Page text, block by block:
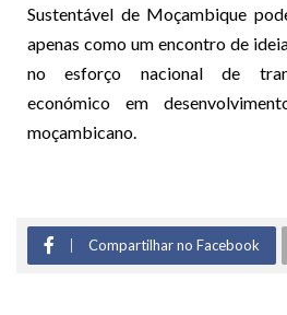
Sustentável de Moçambique
apenas como um encontro de
no esforço nacional de
económico em
moçambicano.
Compartilhar no Facebook